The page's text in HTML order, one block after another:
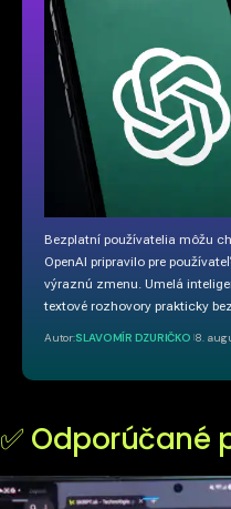
Bezplatní používatelia môžu
OpenAI pripravilo pre
výraznú zmenu. Umelá
textové rozhovory prakticky
Autor:SLAVOMÍR DZURIČKO 8.
✅ Odporúčané